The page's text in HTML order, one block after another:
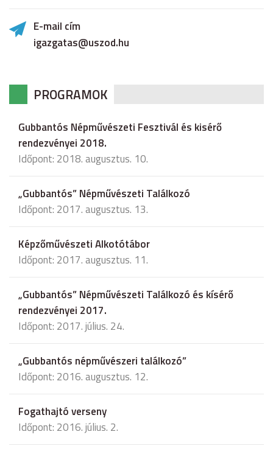
E-mail cím
igazgatas@uszod.hu
PROGRAMOK
Gubbantós Népművészeti Fesztivál és kisérő
rendezvényei 2018.
Időpont: 2018. augusztus. 10.
„Gubbantós” Népművészeti Találkozó
Időpont: 2017. augusztus. 13.
Képzőművészeti Alkotótábor
Időpont: 2017. augusztus. 11.
„Gubbantós” Népművészeti Találkozó és kísérő
rendezvényei 2017.
Időpont: 2017. július. 24.
„Gubbantós népművészeri találkozó”
Időpont: 2016. augusztus. 12.
Fogathajtó verseny
Időpont: 2016. július. 2.